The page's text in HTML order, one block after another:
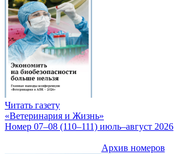
Читать газету
«Ветеринария и Жизнь»
Номер 07–08 (110–111) июль–август 2026
Архив номеров